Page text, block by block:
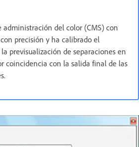
administración del color (CMS) con
precisión y ha calibrado el
previsualización de separaciones en
coincidencia con la salida final de las